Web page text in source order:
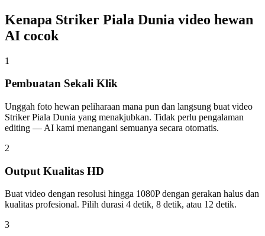
Kenapa Striker Piala Dunia video hewan
AI cocok
1
Pembuatan Sekali Klik
Unggah foto hewan peliharaan mana pun dan langsung buat video
Striker Piala Dunia yang menakjubkan. Tidak perlu pengalaman
editing — AI kami menangani semuanya secara otomatis.
2
Output Kualitas HD
Buat video dengan resolusi hingga 1080P dengan gerakan halus dan
kualitas profesional. Pilih durasi 4 detik, 8 detik, atau 12 detik.
3